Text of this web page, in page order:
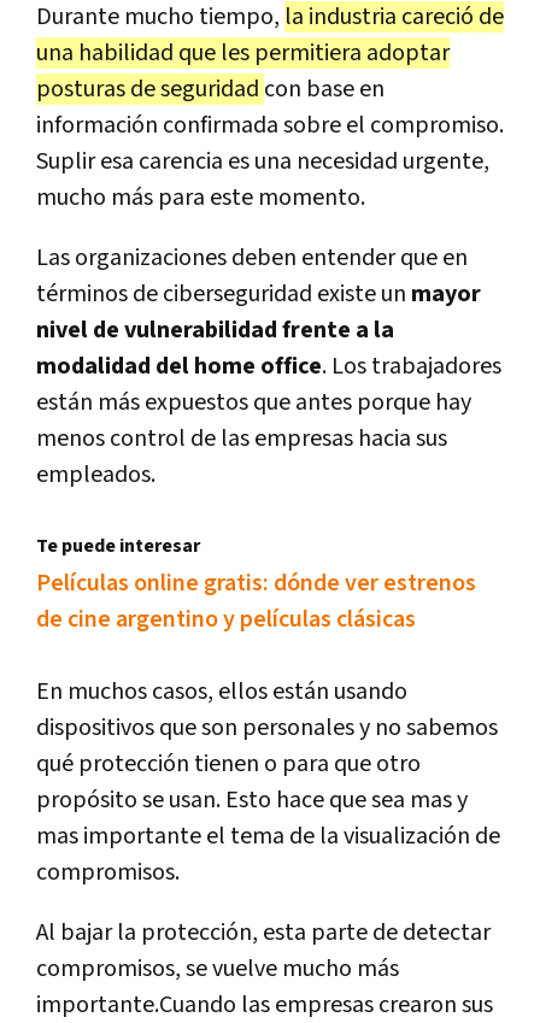
Durante mucho tiempo, la industria careció de
una habilidad que les permitiera adoptar
posturas de seguridad con base en
información confirmada sobre el compromiso.
Suplir esa carencia es una necesidad urgente,
mucho más para este momento.
Las organizaciones deben entender que en
términos de ciberseguridad existe un mayor
nivel de vulnerabilidad frente a la
modalidad del home office. Los trabajadores
están más expuestos que antes porque hay
menos control de las empresas hacia sus
empleados.
Te puede interesar
Películas online gratis: dónde ver estrenos
de cine argentino y películas clásicas
En muchos casos, ellos están usando
dispositivos que son personales y no sabemos
qué protección tienen o para que otro
propósito se usan. Esto hace que sea mas y
mas importante el tema de la visualización de
compromisos.
Al bajar la protección, esta parte de detectar
compromisos, se vuelve mucho más
importante.Cuando las empresas crearon sus